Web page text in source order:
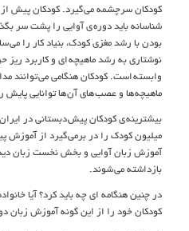
کودکان سرچشمه مي گيرد. کودکان پيش از
شناسانه بايد دوره ي آوايي را پشت سر
بودن با رشد مغزي کودک، بنياد کار را مي
وابسته است. کودکان هنگامي مي توانند
ماهيچه ها و عصب هاي آن ها توانايي پايش
ميليون کودک را در برمي گيرد از آموزش
آموزش زبان آوايي و بخش نخست زبان
بازداشته مي شوند.
در چنين هنگامه اي چه بايد کرد؟ آيا
کودکان خود را از اين گونه آموزش زبان